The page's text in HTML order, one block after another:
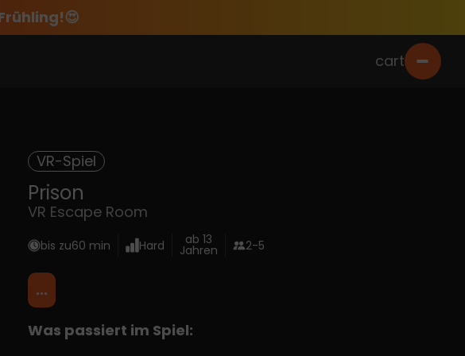
cart
VR-Spiel
Prison
VR Escape Room
bis zu60 min Hard ab 13
Jahren 2-5
...
Was passiert im Spiel: